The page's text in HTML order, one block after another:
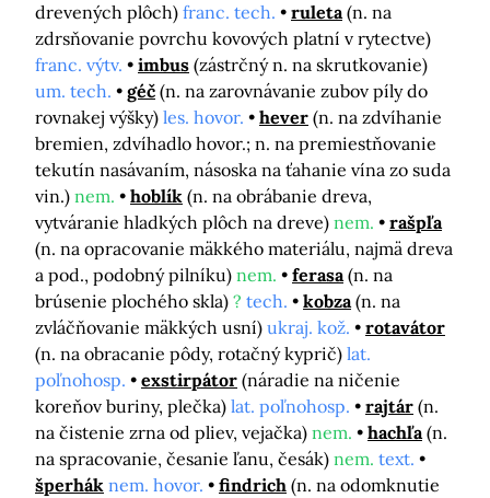
drevených plôch) franc. tech. ruleta (n. na
zdrsňovanie povrchu kovových platní v rytectve)
franc. výtv.
imbus (zástrčný n. na skrutkovanie)
um. tech.
géč (n. na zarovnávanie zubov píly do
rovnakej výšky) les. hovor. hever (n. na zdvíhanie
bremien, zdvíhadlo hovor.; n. na premiestňovanie
tekutín nasávaním, násoska na ťahanie vína zo suda
vin.) nem. hoblík (n. na obrábanie dreva,
vytváranie hladkých plôch na dreve) nem.
rašpľa
(n. na opracovanie mäkkého materiálu, najmä dreva
a pod., podobný pilníku) nem. ferasa (n. na
brúsenie plochého skla) ? tech. kobza (n. na
zvláčňovanie mäkkých usní) ukraj. kož.
rotavátor
(n. na obracanie pôdy, rotačný kyprič) lat.
poľnohosp.
exstirpátor (náradie na ničenie
koreňov buriny, plečka) lat. poľnohosp. rajtár (n.
na čistenie zrna od pliev, vejačka) nem. hachľa (n.
na spracovanie, česanie ľanu, česák) nem. text.
šperhák nem. hovor. findrich (n. na odomknutie